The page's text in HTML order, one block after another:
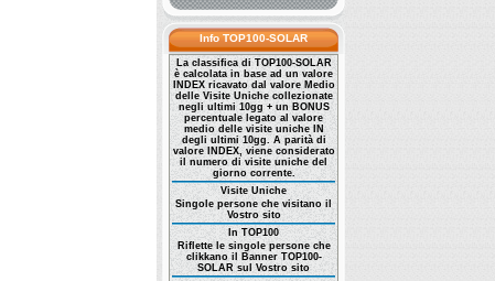
Info TOP100-SOLAR
La classifica di TOP100-SOLAR
è calcolata in base ad un valore
INDEX ricavato dal valore Medio
delle Visite Uniche collezionate
negli ultimi 10gg + un BONUS
percentuale legato al valore
medio delle visite uniche IN
degli ultimi 10gg. A parità di
valore INDEX, viene considerato
il numero di visite uniche del
giorno corrente.
Visite Uniche
Singole persone che visitano il
Vostro sito
In TOP100
Riflette le singole persone che
clikkano il Banner TOP100-
SOLAR sul Vostro sito